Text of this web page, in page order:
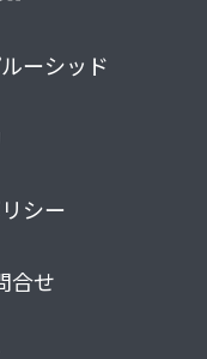
ーシッド
シー
合せ